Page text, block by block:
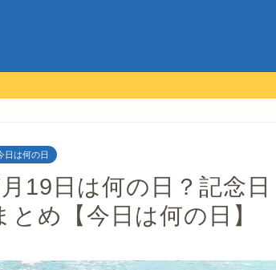
日は何の日
19日は何の日？記念
とめ【今日は何の日】